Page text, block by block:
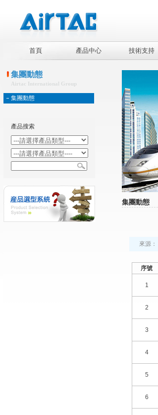
首頁 產品中心 技術支持
集團動態
Airtac International Group
集團動態
產品搜索
集團動態
來源：
序號
1
2
3
4
5
6